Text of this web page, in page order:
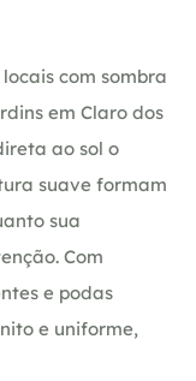
com sombra
em Claro dos
ao sol o
suave formam
sua
Com
e podas
e uniforme,